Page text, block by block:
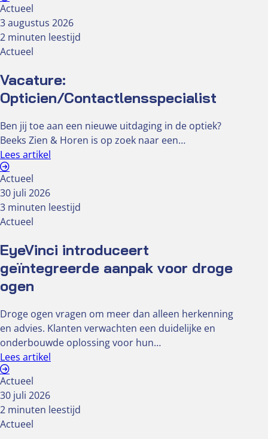
Actueel
3 augustus 2026
2 minuten leestijd
Actueel
Vacature:
Opticien/Contactlensspecialist
Ben jij toe aan een nieuwe uitdaging in de optiek?
Beeks Zien & Horen is op zoek naar een…
Lees artikel
Actueel
30 juli 2026
3 minuten leestijd
Actueel
EyeVinci introduceert
geïntegreerde aanpak voor droge
ogen
Droge ogen vragen om meer dan alleen herkenning
en advies. Klanten verwachten een duidelijke en
onderbouwde oplossing voor hun…
Lees artikel
Actueel
30 juli 2026
2 minuten leestijd
Actueel